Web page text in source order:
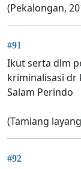
(Pekalongan,
#91
Ikut serta dlm
kriminalisasi dr
Salam Perindo
(Tamiang
#92